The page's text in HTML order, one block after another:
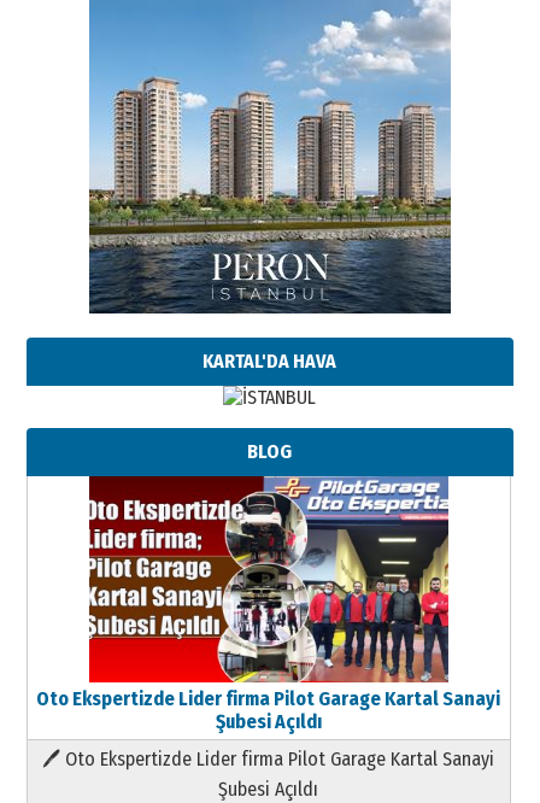
KARTAL'DA HAVA
BLOG
Oto Ekspertizde Lider firma Pilot Garage Kartal Sanayi
Şubesi Açıldı
🖊 Oto Ekspertizde Lider firma Pilot Garage Kartal Sanayi
Şubesi Açıldı